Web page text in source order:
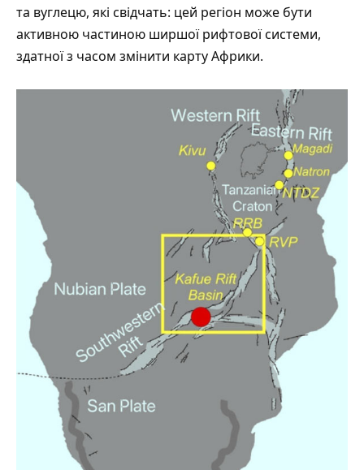
та вуглецю, які свідчать: цей регіон може бути
активною частиною ширшої рифтової системи,
здатної з часом змінити карту Африки.